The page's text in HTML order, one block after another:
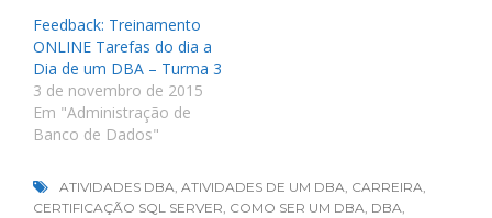
Feedback: Treinamento
ONLINE Tarefas do dia a
Dia de um DBA – Turma 3
3 de novembro de 2015
Em "Administração de
Banco de Dados"
ATIVIDADES DBA, ATIVIDADES DE UM DBA, CARREIRA,
CERTIFICAÇÃO SQL SERVER, COMO SER UM DBA, DBA,